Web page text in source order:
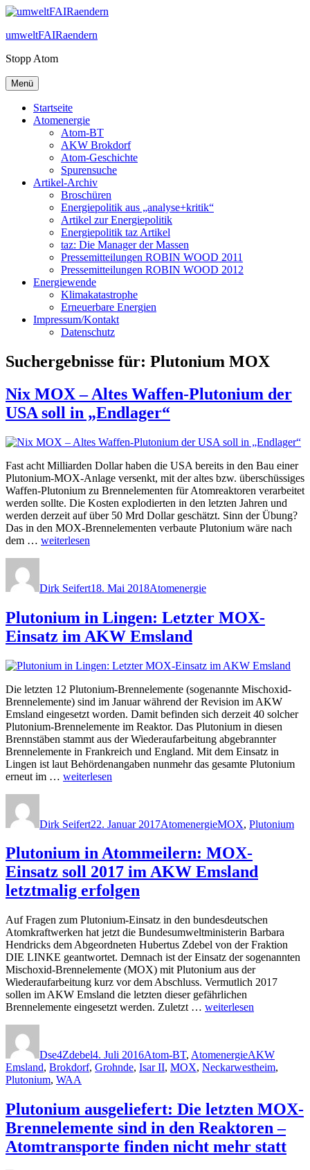
Zum
springen
umweltFAIRaendern
Stopp Atom
Menü
Startseite
Atomenergie
Atom-BT
AKW Brokdorf
Atom-Geschichte
Spurensuche
Artikel-Archiv
Broschüren
Energiepolitik aus „analyse+kritik“
Artikel zur Energiepolitik
Energiepolitik taz Artikel
taz: Die Manager der Massen
Pressemitteilungen ROBIN WOOD 2011
Pressemitteilungen ROBIN WOOD 2012
Energiewende
Klimakatastrophe
Erneuerbare Energien
Impressum/Kontakt
Datenschutz
Suchergebnisse für: Plutonium MOX
Nix MOX – Altes Waffen-Plutonium der
USA soll in „Endlager“
Fast acht Milliarden Dollar haben die USA bereits in den Bau einer
Plutonium-MOX-Anlage versenkt, mit der altes bzw. überschüssiges
Waffen-Plutonium zu Brennelementen für Atomreaktoren verarbeitet
werden sollte. Die Kosten explodierten in den letzten Jahren und
werden derzeit auf über 50 Mrd Dollar geschätzt. Sinn der Übung?
Das in den MOX-Brennelementen verbaute Plutonium wäre nach
dem … „Nix
Waffen-
der
USA
soll
„Endlager““
weiterlesen
Dirk Seifert18. Mai 2018Atomenergie
Plutonium in Lingen: Letzter MOX-
Einsatz im AKW Emsland
Die letzten 12 Plutonium-Brennelemente (sogenannte Mischoxid-
Brennelemente) sind im Januar während der Revision im AKW
Emsland eingesetzt worden. Damit befinden sich derzeit 40 solcher
Plutonium-Brennelemente im Reaktor. Das Plutonium in diesen
Brennstäben stammt aus der Wiederaufarbeitung abgebrannter
Brennelemente in Frankreich und England. Mit dem Einsatz in
Lingen ist laut Behördenangaben nunmehr das gesamte Plutonium
erneut im … „Plutonium
MOX-
im
AKW
Emsland“
weiterlesen
Dirk Seifert22. Januar 2017AtomenergieMOX, Plutonium
Plutonium in Atommeilern: MOX-
Einsatz soll 2017 im AKW Emsland
letztmalig erfolgen
Auf Fragen zum Plutonium-Einsatz in den bundesdeutschen
Atomkraftwerken hat jetzt die Bundesumweltministerin Barbara
Hendricks dem Abgeordneten Hubertus Zdebel von der Fraktion
DIE LINKE geantwortet. Demnach ist der Einsatz der sogenannten
Mischoxid-Brennelemente (MOX) mit Plutonium aus der
Wiederaufarbeitung kurz vor dem Abschluss. Vermutlich 2017
sollen im AKW Emsland die letzten dieser gefährlichen
Brennelemente eingesetzt werden. Zuletzt … „Plutonium
Einsatz
soll
AKW
Emsland
letztmalig
erfolgen“
weiterlesen
Dse4Zdebel4. Juli 2016Atom-BT, AtomenergieAKW
Emsland, Brokdorf, Grohnde, Isar II, MOX, Neckarwestheim,
Plutonium, WAA
Plutonium ausgeliefert: Die letzten MOX-
Brennelemente sind in den Reaktoren –
Atomtransporte finden nicht mehr statt